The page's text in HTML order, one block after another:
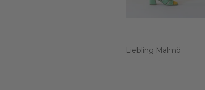
Liebling Malmö